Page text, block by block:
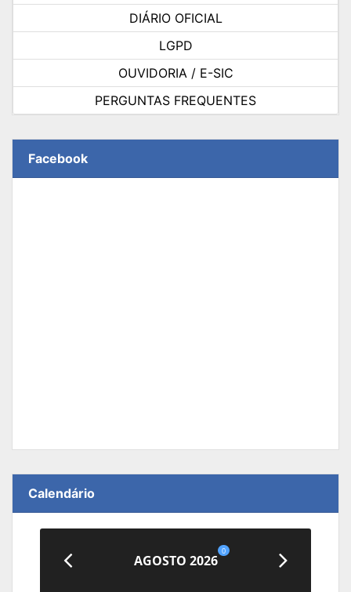
DIÁRIO OFICIAL
LGPD
OUVIDORIA / E-SIC
PERGUNTAS FREQUENTES
Facebook
Calendário
AGOSTO 2026
0